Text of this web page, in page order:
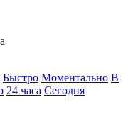
Быстро Моментально В
24 часа Сегодня